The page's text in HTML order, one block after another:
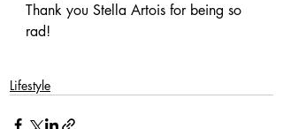
Thank you Stella Artois for being so
rad!
Lifestyle